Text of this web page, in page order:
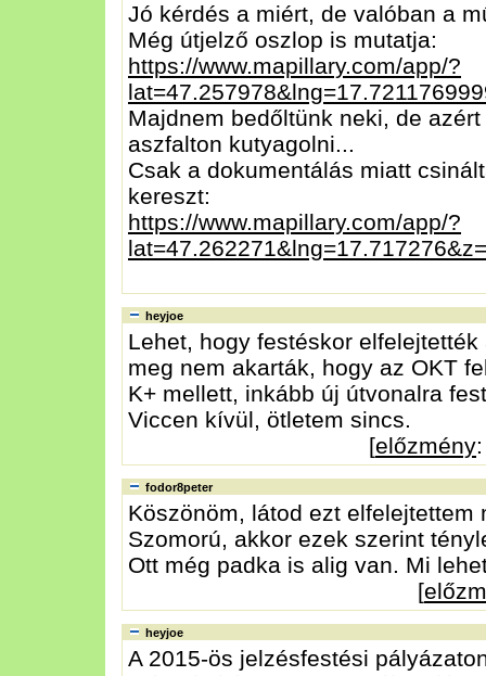
Jó kérdés a miért, de valóban a
Még útjelző oszlop is mutatja:
https://www.mapillary.com/app/?
Majdnem bedőltünk neki, de
aszfalton kutyagolni...
Csak a dokumentálás miatt
kereszt:
https://www.mapillary.com/app/?
heyjoe
Lehet, hogy festéskor
meg nem akarták, hogy az OKT
K+ mellett, inkább új útvonalra
Viccen kívül, ötletem sincs.
[előzmény
fodor8peter
Köszönöm, látod ezt
Szomorú, akkor ezek szerint
Ott még padka is alig van. Mi
[
heyjoe
A 2015-ös jelzésfestési